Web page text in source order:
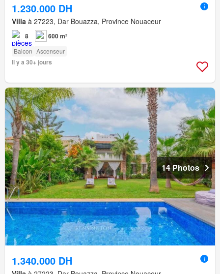
1.230.000 DH
Villa à 27223, Dar Bouazza, Province Nouaceur
8 600 m²
Balcon Ascenseur
Il y a 30+ jours
14 Photos
1.340.000 DH